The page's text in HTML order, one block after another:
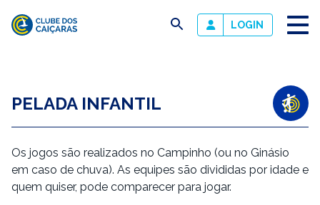
Caiçaras
busca LOGIN
PELADA INFANTIL
DESCRIÇÃO
Os jogos são realizados no Campinho (ou no Ginásio
em caso de chuva). As equipes são divididas por idade e
quem quiser, pode comparecer para jogar.